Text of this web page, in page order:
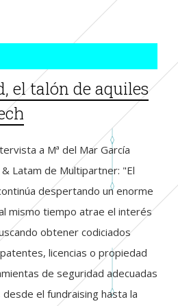
el talón de aquiles
a Mª del Mar García
Latam de Multipartner: "El
despertando un enorme
mismo tiempo atrae el interés
obtener codiciados
licencias o propiedad
de seguridad adecuadas
el fundraising hasta la